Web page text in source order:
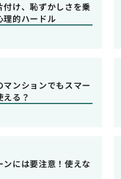
付け、恥ずかしさを乗
理的ハードル
マンションでもスマー
える？
ンには要注意！使えな